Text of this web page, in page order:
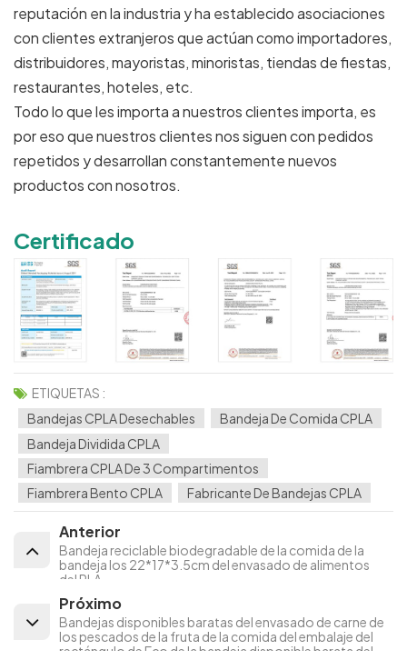
reputación en la industria y ha establecido asociaciones
con clientes extranjeros que actúan como importadores,
distribuidores, mayoristas, minoristas, tiendas de fiestas,
restaurantes, hoteles, etc.
Todo lo que les importa a nuestros clientes importa, es
por eso que nuestros clientes nos siguen con pedidos
repetidos y desarrollan constantemente nuevos
productos con nosotros.
Certificado
ETIQUETAS :
Bandejas CPLA Desechables
Bandeja De Comida CPLA
Bandeja Dividida CPLA
Fiambrera CPLA De 3 Compartimentos
Fiambrera Bento CPLA
Fabricante De Bandejas CPLA
Anterior
Bandeja reciclable biodegradable de la comida de la
bandeja los 22*17*3.5cm del envasado de alimentos
del PLA
Próximo
Bandejas disponibles baratas del envasado de carne de
los pescados de la fruta de la comida del embalaje del
rectángulo de Eco de la bandeja disponible barata del